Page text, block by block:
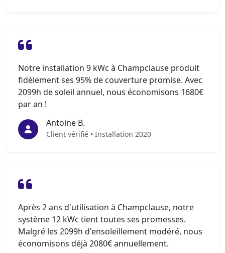
Notre installation 9 kWc à Champclause produit
fidèlement ses 95% de couverture promise. Avec
2099h de soleil annuel, nous économisons 1680€
par an !
Antoine B.
Client vérifié • Installation 2020
Après 2 ans d'utilisation à Champclause, notre
système 12 kWc tient toutes ses promesses.
Malgré les 2099h d'ensoleillement modéré, nous
économisons déjà 2080€ annuellement.